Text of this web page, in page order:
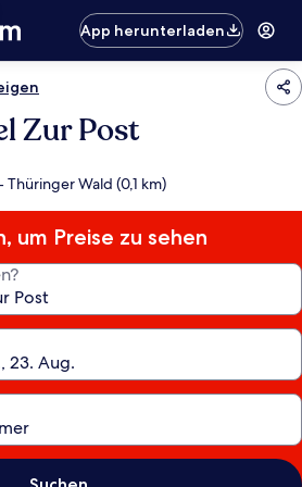
App herunterladen
Zur Post
Wald (0,1 km)
um Preise zu sehen